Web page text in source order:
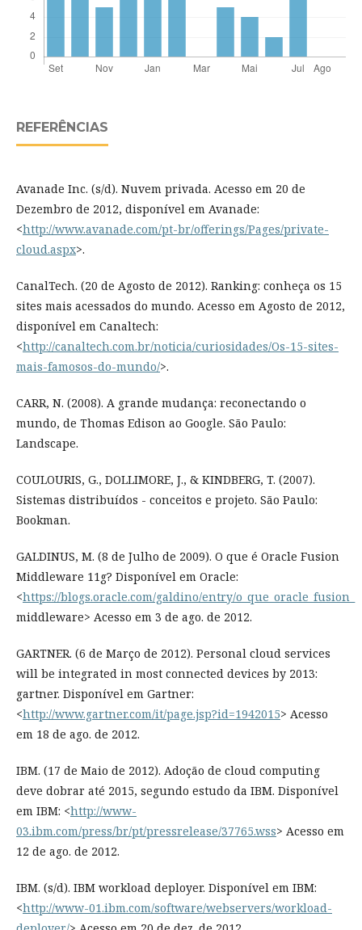
REFERÊNCIAS
Avanade Inc. (s/d). Nuvem privada. Acesso em 20 de
Dezembro de 2012, disponível em Avanade:
<http://www.avanade.com/pt-br/offerings/Pages/private-
cloud.aspx>.
CanalTech. (20 de Agosto de 2012). Ranking: conheça os 15
sites mais acessados do mundo. Acesso em Agosto de 2012,
disponível em Canaltech:
<http://canaltech.com.br/noticia/curiosidades/Os-15-sites-
mais-famosos-do-mundo/>.
CARR, N. (2008). A grande mudança: reconectando o
mundo, de Thomas Edison ao Google. São Paulo:
Landscape.
COULOURIS, G., DOLLIMORE, J., & KINDBERG, T. (2007).
Sistemas distribuídos - conceitos e projeto. São Paulo:
Bookman.
GALDINUS, M. (8 de Julho de 2009). O que é Oracle Fusion
Middleware 11g? Disponível em Oracle:
<https://blogs.oracle.com/galdino/entry/o_que_oracle_fusion_
middleware> Acesso em 3 de ago. de 2012.
GARTNER. (6 de Março de 2012). Personal cloud services
will be integrated in most connected devices by 2013:
gartner. Disponível em Gartner:
<http://www.gartner.com/it/page.jsp?id=1942015> Acesso
em 18 de ago. de 2012.
IBM. (17 de Maio de 2012). Adoção de cloud computing
deve dobrar até 2015, segundo estudo da IBM. Disponível
em IBM: <http://www-
03.ibm.com/press/br/pt/pressrelease/37765.wss> Acesso em
12 de ago. de 2012.
IBM. (s/d). IBM workload deployer. Disponível em IBM:
<http://www-01.ibm.com/software/webservers/workload-